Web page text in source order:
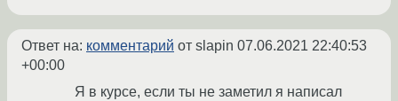
Ответ на: комментарий от slapin 07.06.2021 22:40:53
+00:00
Я в курсе, если ты не заметил я написал